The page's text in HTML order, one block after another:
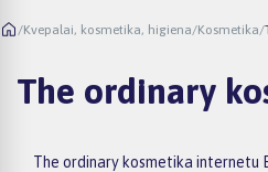
/Kvepalai, kosmetika, higiena/Kosmetika/
The ordinary
The ordinary kosmetika internetu